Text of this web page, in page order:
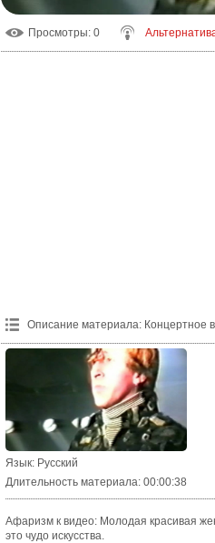
Просмотры: 0
Описание материала: Концертное
Язык: Русский
Длительность материала: 00:00:38
Афаризм к видео: Молодая красивая
это чудо искусства.